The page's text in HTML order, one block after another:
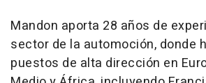
Mandon aporta 28 años de
sector de la automoción, donde
puestos de alta dirección en